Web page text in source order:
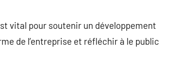
vital pour soutenir un développement
de l’entreprise et réfléchir à le public